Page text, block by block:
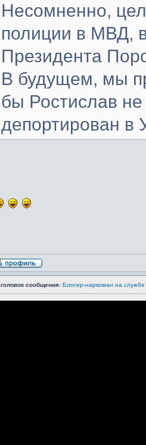
Несомненно,
полиции в МВД,
Президента
В будущем, мы
бы Ростислав
депортирован в
сообщения: Блогер-наркоман на